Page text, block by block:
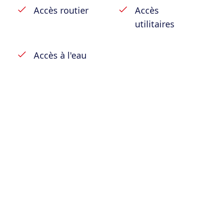
Accès routier
Accès
utilitaires
Accès à l'eau